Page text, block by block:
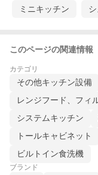
ミニキッチン
このページの関連情報
カテゴリ
その他キッチン設備
レンジフード、フィ
システムキッチン
トールキャビネット
ビルトイン食洗機
ブランド